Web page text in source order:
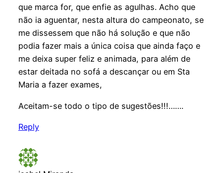
que marca for, que enfie as agulhas. Acho que
não ia aguentar, nesta altura do campeonato, se
me dissessem que não há solução e que não
podia fazer mais a única coisa que ainda faço e
me deixa super feliz e animada, para além de
estar deitada no sofá a descançar ou em Sta
Maria a fazer exames,
Aceitam-se todo o tipo de sugestões!!!…….
Reply